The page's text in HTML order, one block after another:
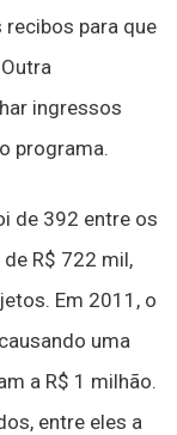
recibos para que
ingressos
programa.
de 392 entre os
R$ 722 mil,
Em 2011, o
uma
a R$ 1 milhão.
entre eles a